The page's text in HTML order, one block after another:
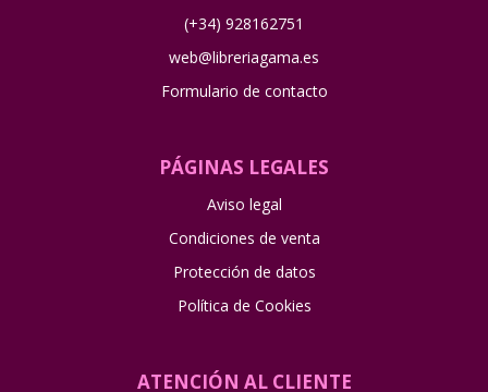
(+34) 928162751
web@libreriagama.es
Formulario de contacto
PÁGINAS LEGALES
Aviso legal
Condiciones de venta
Protección de datos
Política de Cookies
ATENCIÓN AL CLIENTE